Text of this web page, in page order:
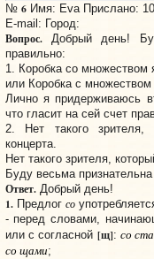
№ 6Имя: Eva Прислано:
E-mail: Город:
Вопрос.Добрый день!
правильно:
1. Коробка со множеством
или Коробка с множеством
Лично я придерживаюсь
что гласит на сей счет
2. Нет такого зрителя,
концерта.
Нет такого зрителя,
Буду весьма признательна
Ответ.Добрый день!
1.Предлог со
- перед словами,
или с согласной [щ]: со
со щами;